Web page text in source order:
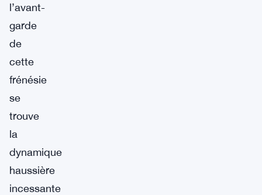
l’avant-
garde
de
cette
frénésie
se
trouve
la
dynamique
haussière
incessante